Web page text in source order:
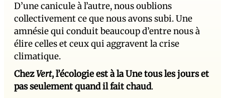
D’une canicule à l’autre, nous oublions
collectivement ce que nous avons subi. Une
amnésie qui conduit beaucoup d’entre nous à
élire celles et ceux qui aggravent la crise
climatique.
ChezVert, l’écologie est à la Une tous les jours et
pas seulement quand il fait chaud.